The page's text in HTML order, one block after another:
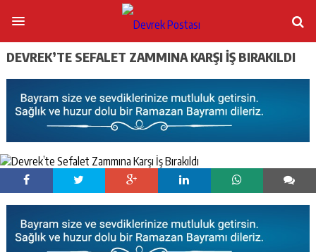
DEVREK’TE SEFALET ZAMMINA KARŞI İŞ BIRAKILDI